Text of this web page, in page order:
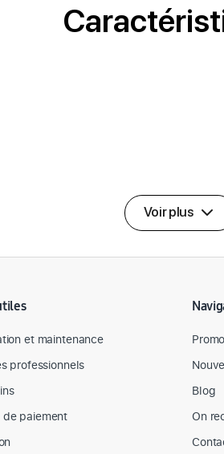
Voir plus
et maintenance
professionnels
de paiement
Blog
On